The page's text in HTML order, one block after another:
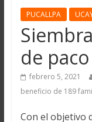
PUCALLPA
de
febrero 5, 2021
beneficio de 189
Con el objetivo